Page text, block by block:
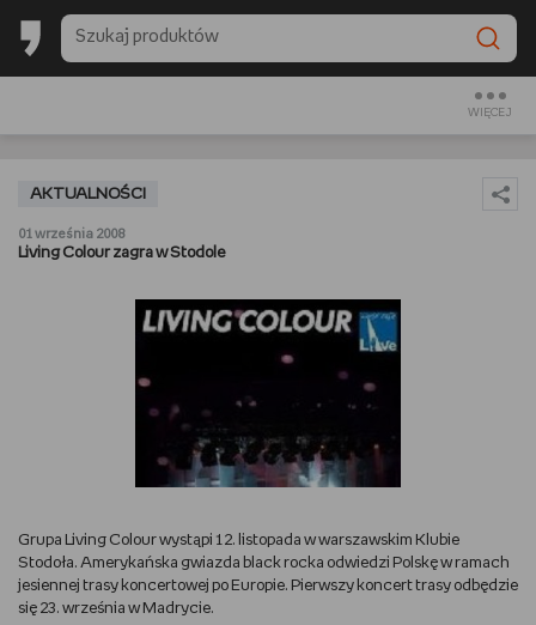
WIĘCEJ
BACK TO SCHOOL
SŁUCHAM
DBAM O URODĘ
AKTUALNOŚCI
01 września 2008
Living Colour zagra w Stodole
Grupa Living Colour wystąpi 12. listopada w warszawskim Klubie
Stodoła. Amerykańska gwiazda black rocka odwiedzi Polskę w ramach
jesiennej trasy koncertowej po Europie. Pierwszy koncert trasy odbędzie
się 23. września w Madrycie.